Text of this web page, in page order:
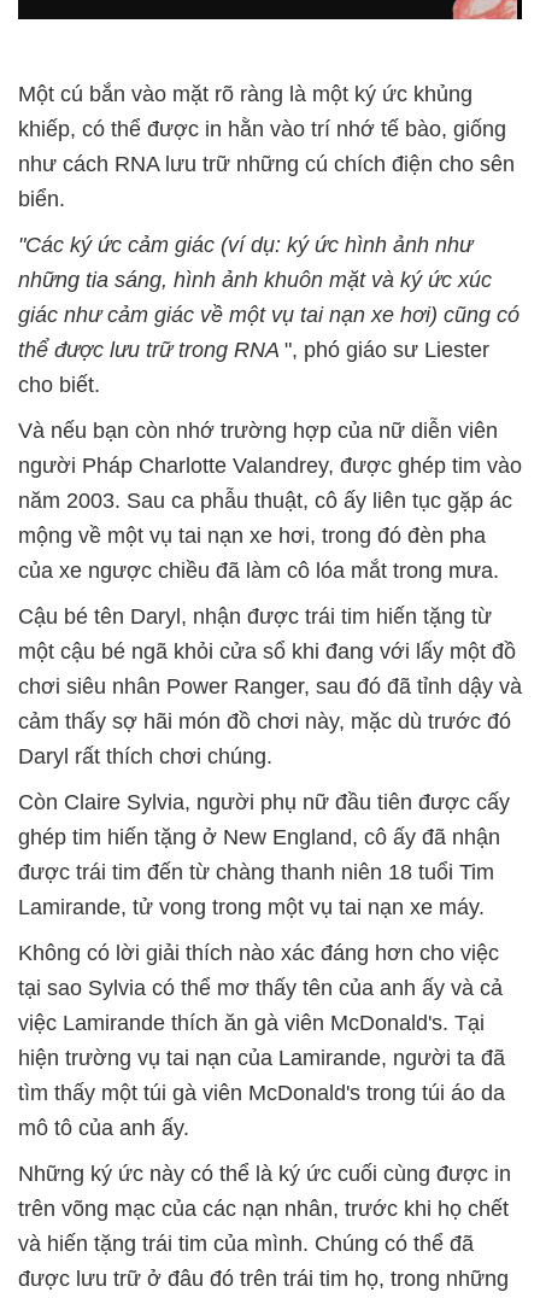
Một cú bắn vào mặt rõ ràng là một ký ức khủng
khiếp, có thể được in hằn vào trí nhớ tế bào, giống
như cách RNA lưu trữ những cú chích điện cho sên
biển.
"Các ký ức cảm giác (ví dụ: ký ức hình ảnh như
những tia sáng, hình ảnh khuôn mặt và ký ức xúc
giác như cảm giác về một vụ tai nạn xe hơi) cũng có
thể được lưu trữ trong RNA ", phó giáo sư Liester
cho biết.
Và nếu bạn còn nhớ trường hợp của nữ diễn viên
người Pháp Charlotte Valandrey, được ghép tim vào
năm 2003. Sau ca phẫu thuật, cô ấy liên tục gặp ác
mộng về một vụ tai nạn xe hơi, trong đó đèn pha
của xe ngược chiều đã làm cô lóa mắt trong mưa.
Cậu bé tên Daryl, nhận được trái tim hiến tặng từ
một cậu bé ngã khỏi cửa sổ khi đang với lấy một đồ
chơi siêu nhân Power Ranger, sau đó đã tỉnh dậy và
cảm thấy sợ hãi món đồ chơi này, mặc dù trước đó
Daryl rất thích chơi chúng.
Còn Claire Sylvia, người phụ nữ đầu tiên được cấy
ghép tim hiến tặng ở New England, cô ấy đã nhận
được trái tim đến từ chàng thanh niên 18 tuổi Tim
Lamirande, tử vong trong một vụ tai nạn xe máy.
Không có lời giải thích nào xác đáng hơn cho việc
tại sao Sylvia có thể mơ thấy tên của anh ấy và cả
việc Lamirande thích ăn gà viên McDonald's. Tại
hiện trường vụ tai nạn của Lamirande, người ta đã
tìm thấy một túi gà viên McDonald's trong túi áo da
mô tô của anh ấy.
Những ký ức này có thể là ký ức cuối cùng được in
trên võng mạc của các nạn nhân, trước khi họ chết
và hiến tặng trái tim của mình. Chúng có thể đã
được lưu trữ ở đâu đó trên trái tim họ, trong những